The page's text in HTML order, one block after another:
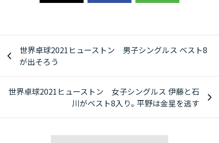
世界卓球2021ヒューストン 男子シングルス ベスト8
が出そろう
世界卓球2021ヒューストン 女子シングルス 伊藤と石
川がベスト8入り。平野は金星を逃す